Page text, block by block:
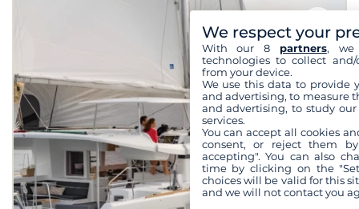
We respect your
With our 8 partners, we
technologies to collect
from your device.
We use this data to provide
and advertising, to measure
and advertising, to study
services.
You can accept all cookies
consent, or reject them
accepting". You can also
time by clicking on the
choices will be valid for this
and we will not contact you